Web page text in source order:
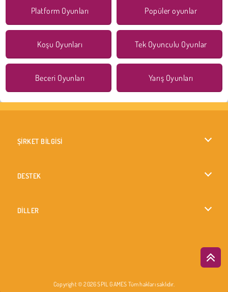
Platform Oyunları Popüler oyunlar
Koşu Oyunları Tek Oyunculu Oyunlar
Beceri Oyunları Yarış Oyunları
ŞİRKET BİLGİSİ
DESTEK
DİLLER
Copyright © 2026 SPIL GAMES Tüm hakları saklıdır.